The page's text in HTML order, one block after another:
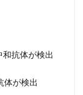
抗体が検出
体が検出